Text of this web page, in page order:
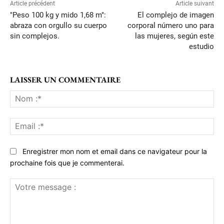
Article précédent
"Peso 100 kg y mido 1,68 m":
abraza con orgullo su cuerpo
sin complejos.
Article suivant
El complejo de imagen
corporal número uno para
las mujeres, según este
estudio
LAISSER UN COMMENTAIRE
:*
:*
Enregistrer mon nom et email dans ce navigateur pour la
prochaine fois que je commenterai.